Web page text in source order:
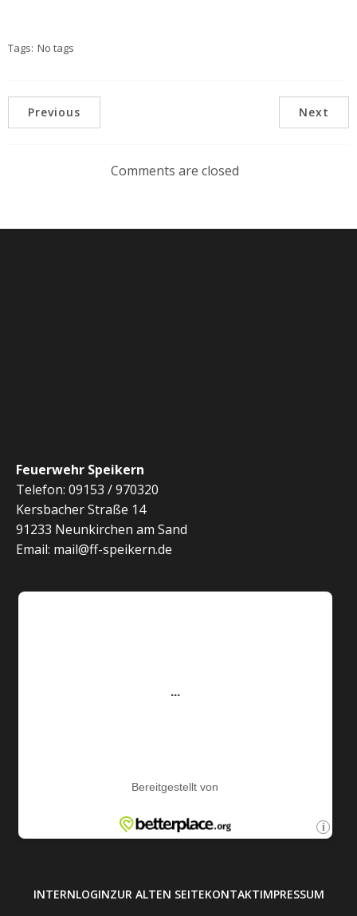
Tags: No tags
Previous Next
Comments are closed
Feuerwehr Speikern
Telefon: 09153 / 970320
Kersbacher Straße 14
91233 Neunkirchen am Sand
Email: mail@ff-speikern.de
INTERNLOGINZUR ALTEN SEITEKONTAKTIMPRESSUM